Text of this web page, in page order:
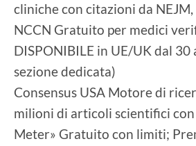
cliniche con citazioni da
NCCN Gratuito per medici
DISPONIBILE in UE/UK dal
sezione dedicata)
Consensus USA Motore di
milioni di articoli scientifici con
Meter» Gratuito con limiti;